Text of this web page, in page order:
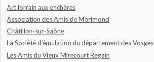
Art lorrain aux enchères
Association des Amis de Morimond
Châtillon-sur-Saône
La Société d'émulation du département des Vosges
Les Amis du Vieux Mirecourt Regain